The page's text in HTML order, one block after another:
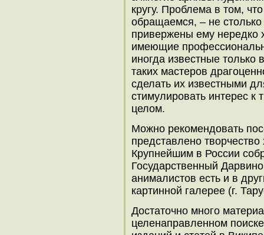
кругу. Проблема в том,
обращаемся, – не
привержены ему нередко
имеющие
иногда известные только
таких мастеров
сделать их известными
стимулировать интерес к
целом.
Можно рекомендовать
представлено
Крупнейшим в России
Государственный
анималистов есть и в
картинной галерее (г.
Достаточно много
целенаправленном